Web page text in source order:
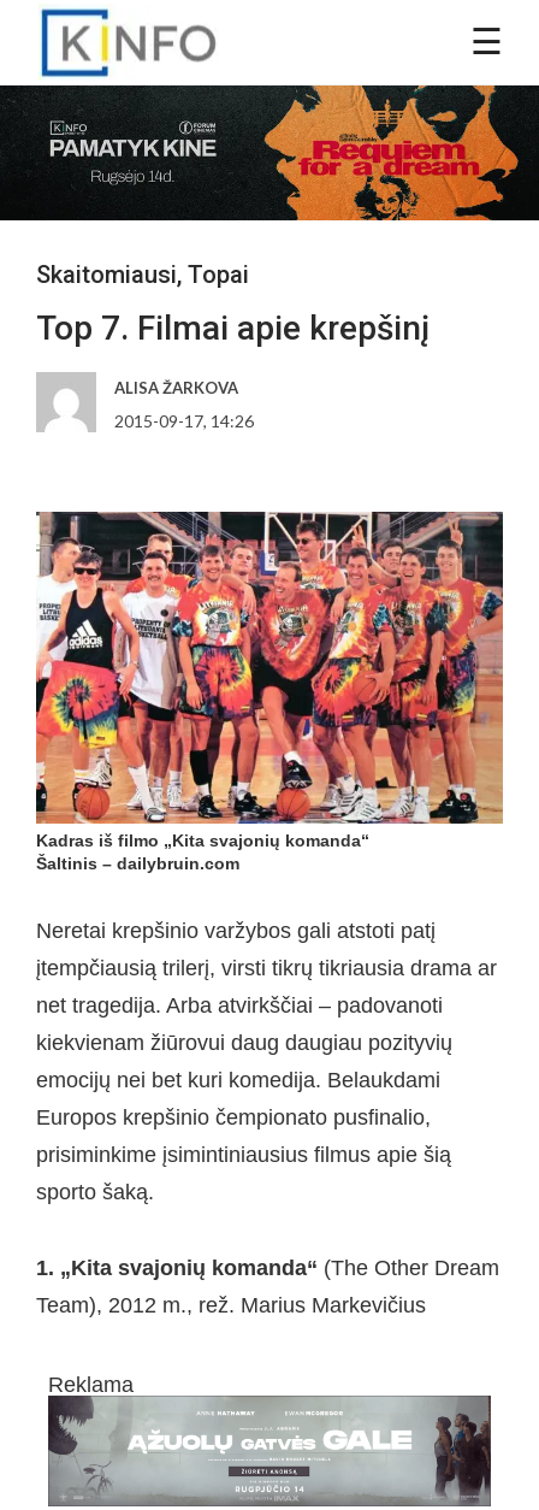
Skaitomiausi, Topai
Top 7. Filmai apie krepšinį
ALISA ŽARKOVA
2015-09-17, 14:26
Kadras iš filmo „Kita svajonių komanda“
Šaltinis – dailybruin.com
Neretai krepšinio varžybos gali atstoti patį
įtempčiausią trilerį, virsti tikrų tikriausia drama ar
net tragedija. Arba atvirkščiai – padovanoti
kiekvienam žiūrovui daug daugiau pozityvių
emocijų nei bet kuri komedija. Belaukdami
Europos krepšinio čempionato pusfinalio,
prisiminkime įsimintiniausius filmus apie šią
sporto šaką.
1. „Kita svajonių komanda“ (The Other Dream
Team), 2012 m., rež. Marius Markevičius
Reklama